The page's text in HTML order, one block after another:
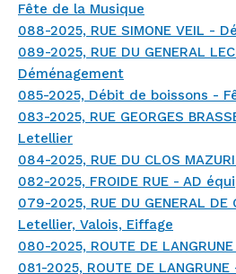
Fête de la Musique
088-2025, RUE SIMONE VEIL -
089-2025, RUE DU GENERAL
Déménagement
085-2025, Débit de boissons -
083-2025, RUE GEORGES
Letellier
084-2025, RUE DU CLOS
082-2025, FROIDE RUE - AD
079-2025, RUE DU GENERAL
Letellier, Valois, Eiffage
080-2025, ROUTE DE
081-2025, ROUTE DE